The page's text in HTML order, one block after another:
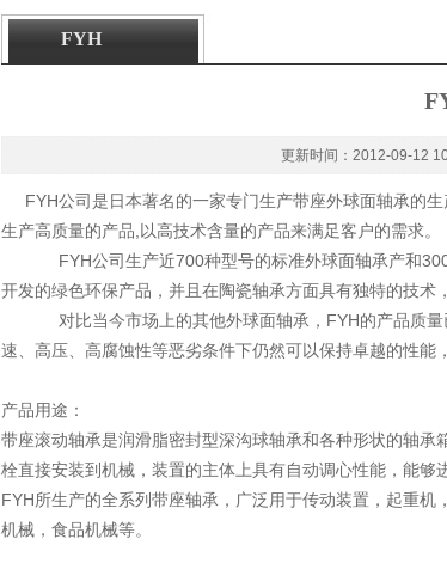
FYH
更新时间：2012-09-12
FYH公司是日本著名的一家专门生产带座外球面轴承的
生产高质量的产品,以高技术含量的产品来满足客户的需求。
FYH公司生产近700种型号的标准外球面轴承产和
开发的绿色环保产品，并且在陶瓷轴承方面具有独特的技术
对比当今市场上的其他外球面轴承，FYH的产品质量
速、高压、高腐蚀性等恶劣条件下仍然可以保持卓越的性能
产品用途：
带座滚动轴承是润滑脂密封型深沟球轴承和各种形状的轴
栓直接安装到机械，装置的主体上具有自动调心性能，能够
FYH所生产的全系列带座轴承，广泛用于传动装置，起重
机械，食品机械等。